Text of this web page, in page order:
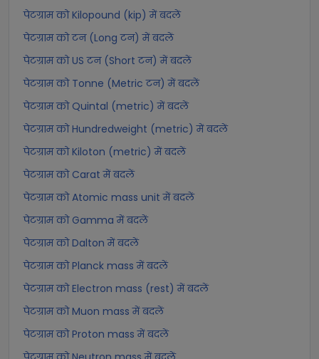
पेटग्राम को Kilopound (kip) में बदलें
पेटग्राम को टन (Long टन) में बदलें
पेटग्राम को US टन (Short टन) में बदलें
पेटग्राम को Tonne (Metric टन) में बदलें
पेटग्राम को Quintal (metric) में बदलें
पेटग्राम को Hundredweight (metric) में बदलें
पेटग्राम को Kiloton (metric) में बदलें
पेटग्राम को Carat में बदलें
पेटग्राम को Atomic mass unit में बदलें
पेटग्राम को Gamma में बदलें
पेटग्राम को Dalton में बदलें
पेटग्राम को Planck mass में बदलें
पेटग्राम को Electron mass (rest) में बदलें
पेटग्राम को Muon mass में बदलें
पेटग्राम को Proton mass में बदलें